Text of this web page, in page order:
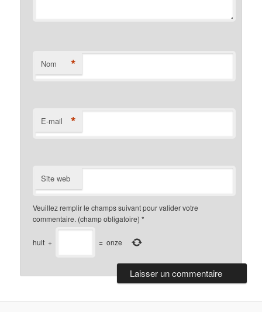
Nom *
E-mail *
Site web
Veuillez remplir le champs suivant pour valider votre
commentaire. (champ obligatoire) *
huit + = onze